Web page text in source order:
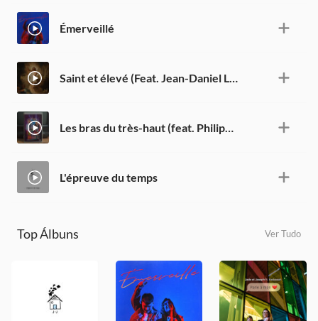
Émerveillé
L'épreuve du temps
Top Álbuns Ver Tudo